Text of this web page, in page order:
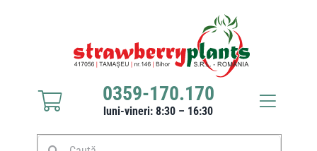
Caută
0359-170.170
luni-vineri: 8:30 – 16:30
Toggle
Răsaduri căpșuni